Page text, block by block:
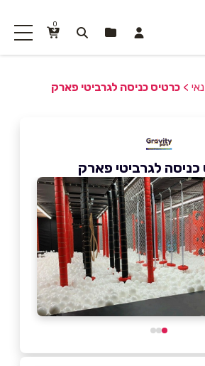
0
> כרטיס כניסה לגרביטי פארק
כניסה לגרביטי פארק